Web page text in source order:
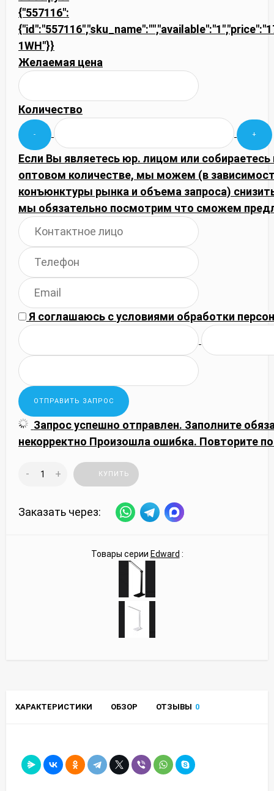
{"557116":
1WH"}}
Желаемая цена
Количество
Если Вы являетесь юр. лицом или собираетесь
оптовом количестве, мы можем (в
конъюнктуры рынка и объема запроса)
мы обязательно посмотрим что сможем
Я соглашаюсь сусловиями обработки
Запрос успешно отправлен. Заполните
некорректно Произошла ошибка. Повторите
- + КУПИТЬ
Заказать через:
Товары серии Edward :
ХАРАКТЕРИСТИКИ ОБЗОР ОТЗЫВЫ 0